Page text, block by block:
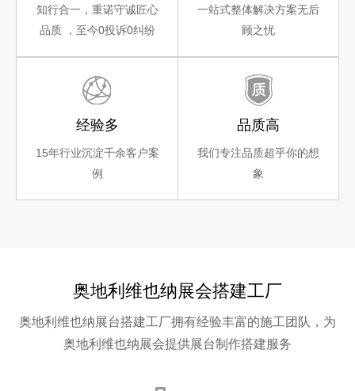
知行合一，重诺守诚匠心
品质 ，至今0投诉0纠纷
一站式整体解决方案无后
顾之忧
经验多
15年行业沉淀千余客户案
例
品质高
我们专注品质超乎你的想
象
奥地利维也纳展会搭建工厂
奥地利维也纳展台搭建工厂拥有经验丰富的施工团队，为
奥地利维也纳展会提供展台制作搭建服务